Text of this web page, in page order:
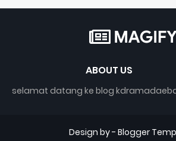
ABOUT US
selamat datang ke blog
Design by - Blogger